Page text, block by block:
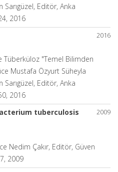
Editör, Anka
2016
2016
"Temel Bilimden
Mustafa Özyurt Süheyla
Editör, Anka
2016
2009
tuberculosis
Nedim Çakır, Editör, Güven
2009